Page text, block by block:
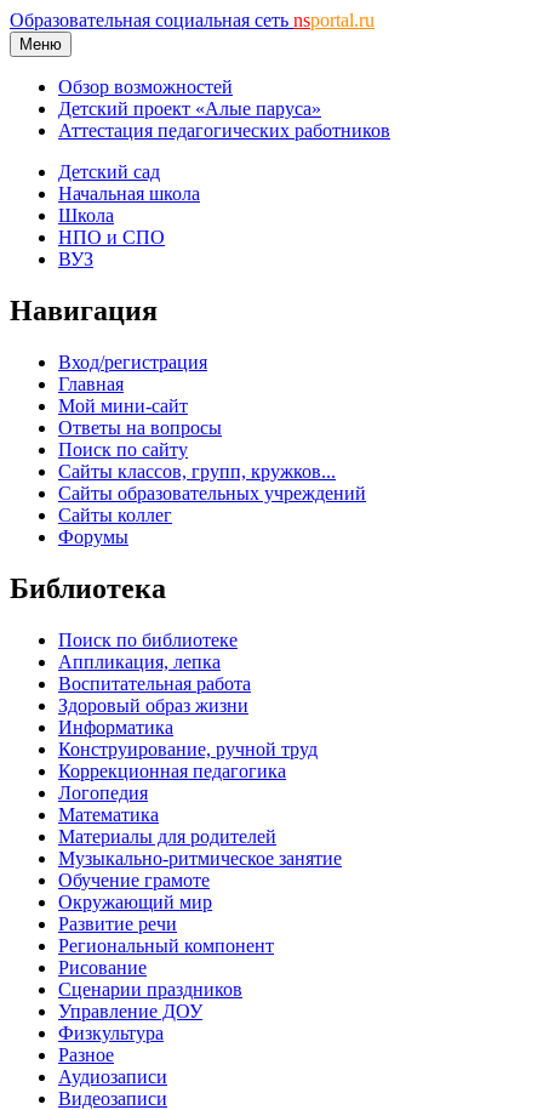
Образовательная социальная сеть nsportal.ru
Меню
Обзор возможностей
Детский проект «Алые паруса»
Аттестация педагогических работников
Детский сад
Начальная школа
Школа
НПО и СПО
ВУЗ
Навигация
Вход/регистрация
Главная
Мой мини-сайт
Ответы на вопросы
Поиск по сайту
Сайты классов, групп, кружков...
Сайты образовательных учреждений
Сайты коллег
Форумы
Библиотека
Поиск по библиотеке
Аппликация, лепка
Воспитательная работа
Здоровый образ жизни
Информатика
Конструирование, ручной труд
Коррекционная педагогика
Логопедия
Математика
Материалы для родителей
Музыкально-ритмическое занятие
Обучение грамоте
Окружающий мир
Развитие речи
Региональный компонент
Рисование
Сценарии праздников
Управление ДОУ
Физкультура
Разное
Аудиозаписи
Видеозаписи